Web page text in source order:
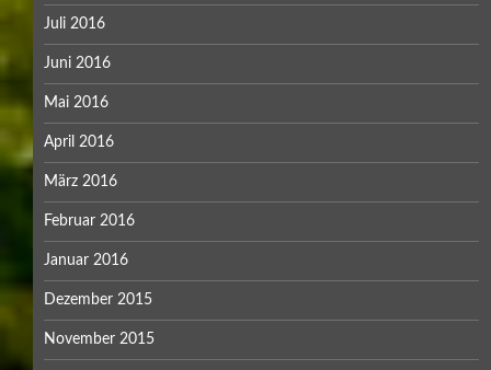
Juli 2016
Juni 2016
Mai 2016
April 2016
März 2016
Februar 2016
Januar 2016
Dezember 2015
November 2015